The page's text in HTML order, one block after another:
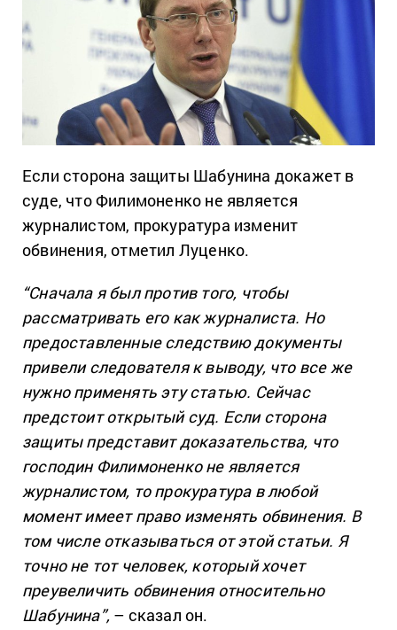
Если сторона защиты Шабунина докажет в
суде, что Филимоненко не является
журналистом, прокуратура изменит
обвинения, отметил Луценко.
“Сначала я был против того, чтобы
рассматривать его как журналиста. Но
предоставленные следствию документы
привели следователя к выводу, что все же
нужно применять эту статью. Сейчас
предстоит открытый суд. Если сторона
защиты представит доказательства, что
господин Филимоненко не является
журналистом, то прокуратура в любой
момент имеет право изменять обвинения. В
том числе отказываться от этой статьи. Я
точно не тот человек, который хочет
преувеличить обвинения относительно
Шабунина”, – сказал он.